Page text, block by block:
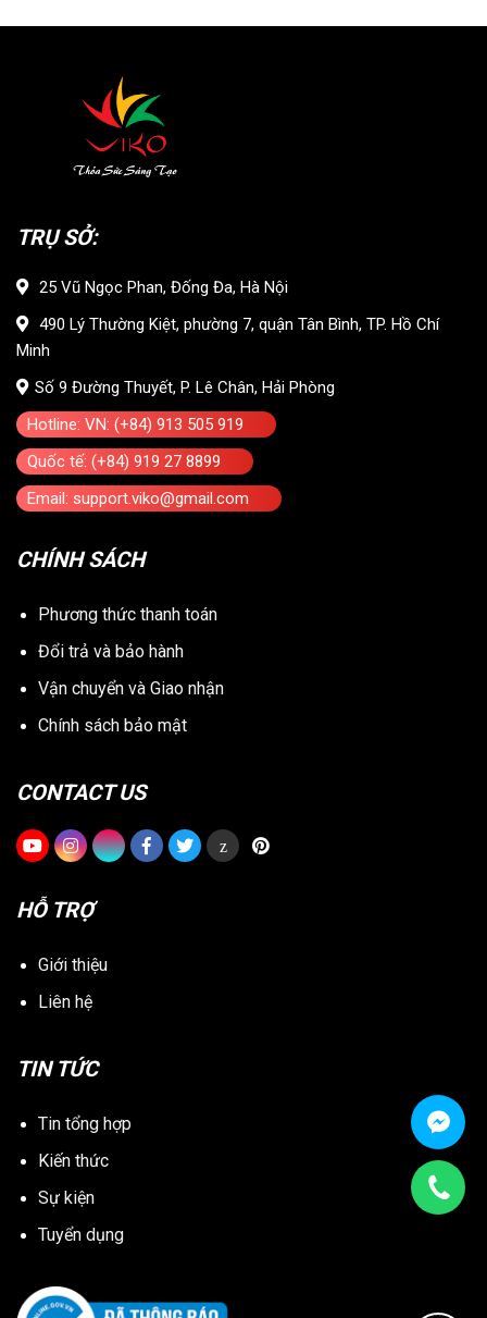
TRỤ SỞ:
25 Vũ Ngọc Phan, Đống Đa, Hà Nội
490 Lý Thường Kiệt, phường 7, quận Tân Bình, TP. Hồ Chí
Minh
Số 9 Đường Thuyết, P. Lê Chân, Hải Phòng
Hotline: VN: (+84) 913 505 919
Quốc tế: (+84) 919 27 8899
Email: support.viko@gmail.com
CHÍNH SÁCH
Phương thức thanh toán
Đổi trả và bảo hành
Vận chuyển và Giao nhận
Chính sách bảo mật
CONTACT US
z
HỖ TRỢ
Giới thiệu
Liên hệ
TIN TỨC
Tin tổng hợp
Kiến thức
Sự kiện
Tuyển dụng